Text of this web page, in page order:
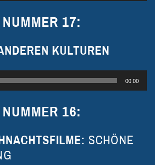
17:
KULTUREN
00:00
16:
SCHÖNE